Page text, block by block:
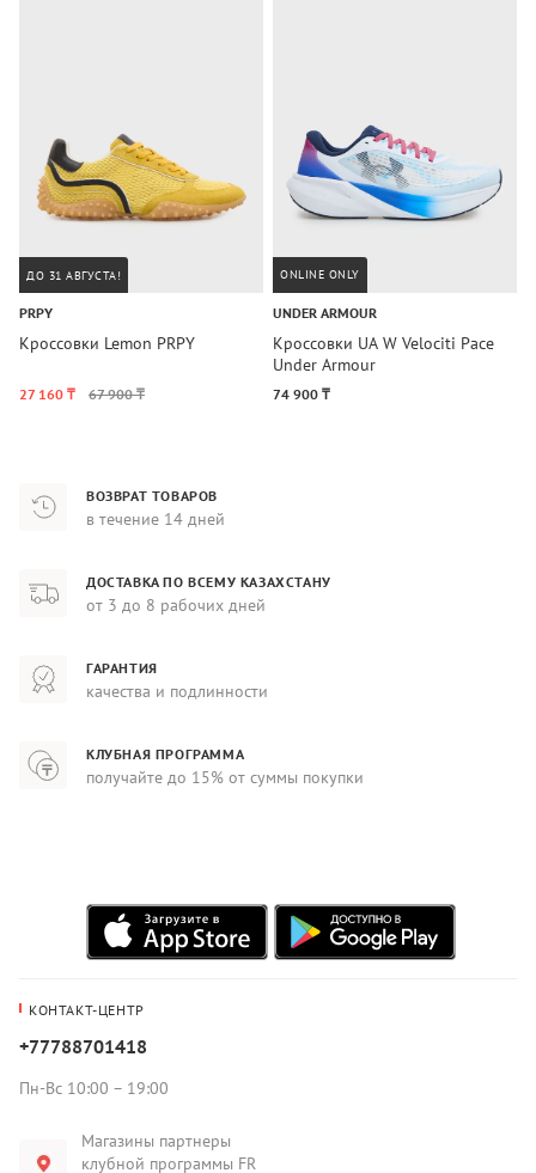
ДО 31 АВГУСТА!
PRPY
Кроссовки Lemon PRPY
27 160 ₸ 67 900 ₸
ONLINE ONLY
UNDER ARMOUR
Кроссовки UA W Velociti Pace
Under Armour
74 900 ₸
ВОЗВРАТ ТОВАРОВ
в течение 14 дней
ДОСТАВКА ПО ВСЕМУ КАЗАХСТАНУ
от 3 до 8 рабочих дней
ГАРАНТИЯ
качества и подлинности
КЛУБНАЯ ПРОГРАММА
получайте до 15% от суммы покупки
КОНТАКТ-ЦЕНТР
+77788701418
Пн-Вс 10:00 – 19:00
Магазины партнеры
клубной программы FR